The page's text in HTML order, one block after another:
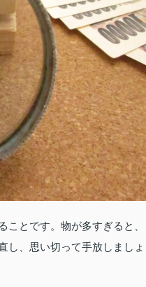
とです。物が多すぎると
、思い切って手放しましょ